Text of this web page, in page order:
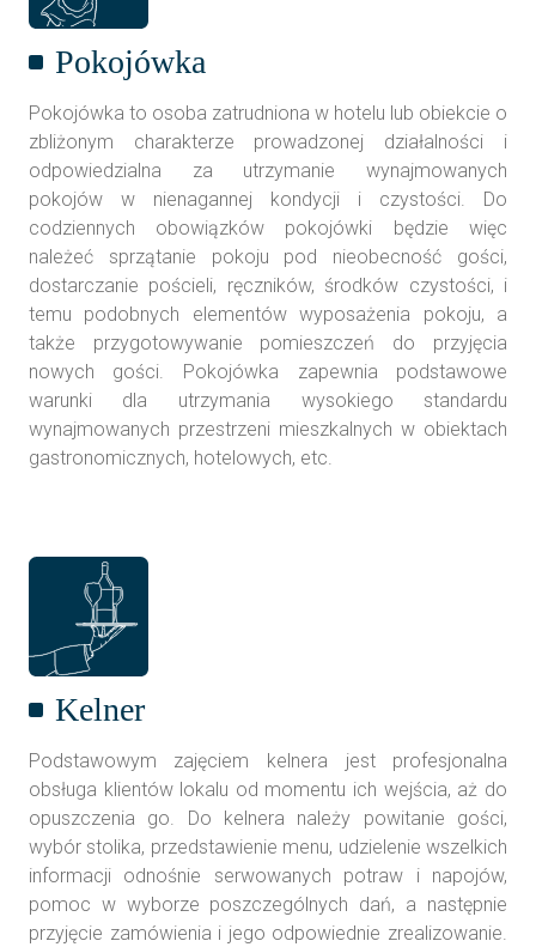
Pokojówka
Pokojówka to osoba zatrudniona w hotelu lub obiekcie o
zbliżonym charakterze prowadzonej działalności i
odpowiedzialna za utrzymanie wynajmowanych
pokojów w nienagannej kondycji i czystości. Do
codziennych obowiązków pokojówki będzie więc
należeć sprzątanie pokoju pod nieobecność gości,
dostarczanie pościeli, ręczników, środków czystości, i
temu podobnych elementów wyposażenia pokoju, a
także przygotowywanie pomieszczeń do przyjęcia
nowych gości. Pokojówka zapewnia podstawowe
warunki dla utrzymania wysokiego standardu
wynajmowanych przestrzeni mieszkalnych w obiektach
gastronomicznych, hotelowych, etc.
Kelner
Podstawowym zajęciem kelnera jest profesjonalna
obsługa klientów lokalu od momentu ich wejścia, aż do
opuszczenia go. Do kelnera należy powitanie gości,
wybór stolika, przedstawienie menu, udzielenie wszelkich
informacji odnośnie serwowanych potraw i napojów,
pomoc w wyborze poszczególnych dań, a następnie
przyjęcie zamówienia i jego odpowiednie zrealizowanie.